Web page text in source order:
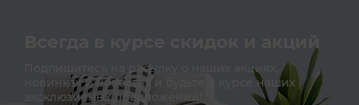
Всегда в курсе скидок и акций
Подпишитесь на расылку о наших акциях,
новинках и новостях и будьте в курсе наших
эксклюзивных предложений!